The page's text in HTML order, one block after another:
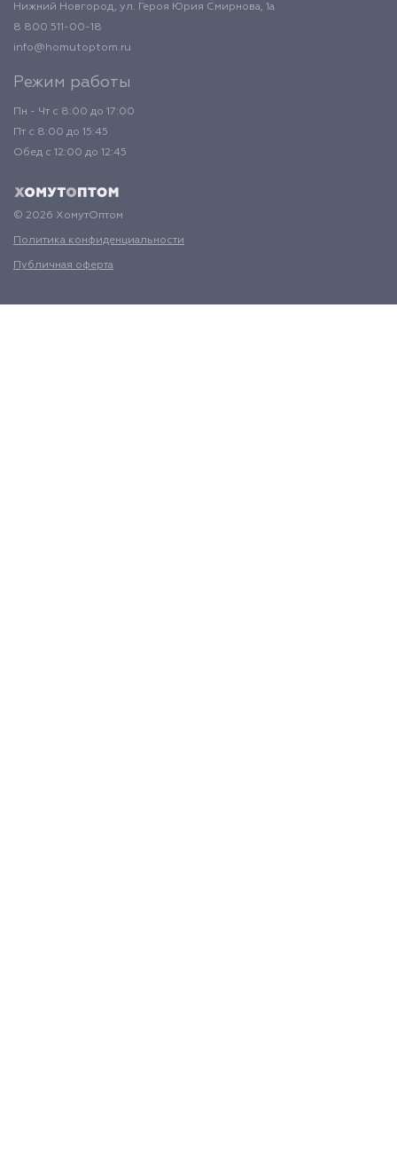
Нижний Новгород, ул. Героя Юрия Смирнова, 1а
8 800 511-00-18
info@homutoptom.ru
Режим работы
Пн - Чт с 8:00 до 17:00
Пт с 8:00 до 15:45
Обед с 12:00 до 12:45
© 2026 ХомутОптом
Политика конфиденциальности
Публичная оферта